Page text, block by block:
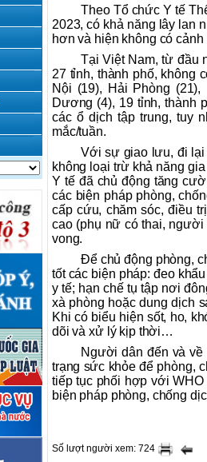
Theo Tổ chức Y tế
2023, có khả năng lây lan
hơn và hiện không có
Tại Việt Nam, từ đầu
27 tỉnh, thành phố, không
Nội (19), Hải Phòng
Dương (4), 19 tỉnh, thành
các ổ dịch tập trung, tuy
mắc/tuần.
Với sự giao lưu, đi lại
không loại trừ khả năng
Y tế đã chủ động tăng
các biện pháp phòng,
cấp cứu, chăm sóc, điều
cao (phụ nữ có thai,
vong.
Để chủ động phòng,
tốt các biện pháp: đeo
y tế; hạn chế tụ tập nơi
xà phòng hoặc dung dịch
Khi có biểu hiện sốt, ho,
dõi và xử lý kịp thời…
Người dân đến và
trạng sức khỏe để phòng,
tiếp tục phối hợp với
biện pháp phòng, chống
Số lượt người xem: 724